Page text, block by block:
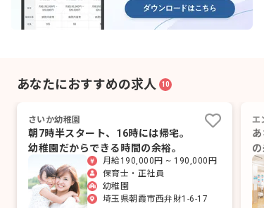
あなたにおすすめの求人 10
さいか幼稚園
朝7時半スタート、16時には帰宅。
幼稚園だからできる時間の余裕。
月給190,000円 ~ 190,000円
保育士・正社員
幼稚園
埼玉県朝霞市西弁財1-6-17
エ